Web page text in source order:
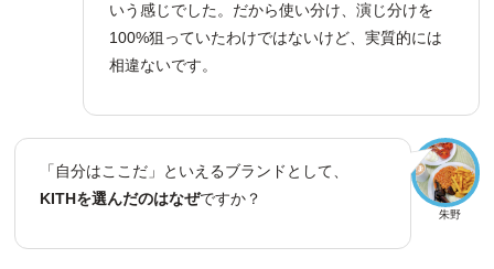
いう感じでした。だから使い分け、演じ分けを
100%狙っていたわけではないけど、実質的には
相違ないです。
朱野
「自分はここだ」といえるブランドとして、
KITHを選んだのはなぜですか？